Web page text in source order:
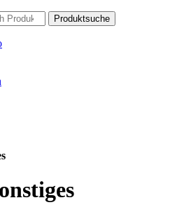
Produktsuche